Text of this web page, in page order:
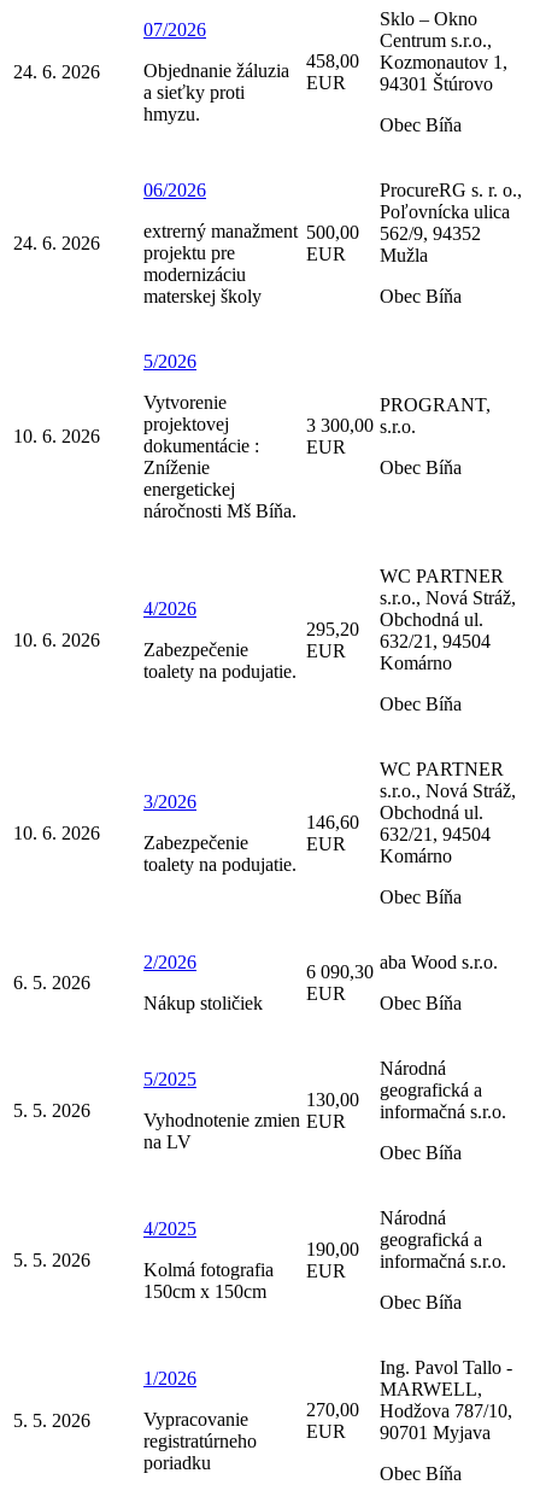
24. 6. 2026
07/2026
Objednanie žáluzia
a sieťky proti
hmyzu.
458,00
EUR
Sklo – Okno
Centrum s.r.o.,
Kozmonautov 1,
94301 Štúrovo
Obec Bíňa
24. 6. 2026
06/2026
extrerný manažment
projektu pre
modernizáciu
materskej školy
500,00
EUR
ProcureRG s. r. o.,
Poľovnícka ulica
562/9, 94352
Mužla
Obec Bíňa
10. 6. 2026
5/2026
Vytvorenie
projektovej
dokumentácie :
Zníženie
energetickej
náročnosti Mš Bíňa.
3 300,00
EUR
PROGRANT,
s.r.o.
Obec Bíňa
10. 6. 2026
4/2026
Zabezpečenie
toalety na podujatie.
295,20
EUR
WC PARTNER
s.r.o., Nová Stráž,
Obchodná ul.
632/21, 94504
Komárno
Obec Bíňa
10. 6. 2026
3/2026
Zabezpečenie
toalety na podujatie.
146,60
EUR
WC PARTNER
s.r.o., Nová Stráž,
Obchodná ul.
632/21, 94504
Komárno
Obec Bíňa
6. 5. 2026
2/2026
Nákup stoličiek
6 090,30
EUR
aba Wood s.r.o.
Obec Bíňa
5. 5. 2026
5/2025
Vyhodnotenie zmien
na LV
130,00
EUR
Národná
geografická a
informačná s.r.o.
Obec Bíňa
5. 5. 2026
4/2025
Kolmá fotografia
150cm x 150cm
190,00
EUR
Národná
geografická a
informačná s.r.o.
Obec Bíňa
5. 5. 2026
1/2026
Vypracovanie
registratúrneho
poriadku
270,00
EUR
Ing. Pavol Tallo -
MARWELL,
Hodžova 787/10,
90701 Myjava
Obec Bíňa